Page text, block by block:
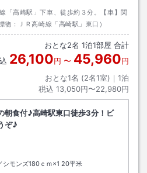
「高崎駅」下車、徒歩約３分。【車】関
：ＪＲ高崎線「高崎駅」東口）
おとな2名 1泊1部屋 合計
26,100円 〜 45,960円
おとな1名 (2名1室)｜ 1泊
税込 13,050円〜22,980円
朝食付♪高崎駅東口徒歩3分！ビ
ぞ♪
モンズ180ｃｍ×1 20平米